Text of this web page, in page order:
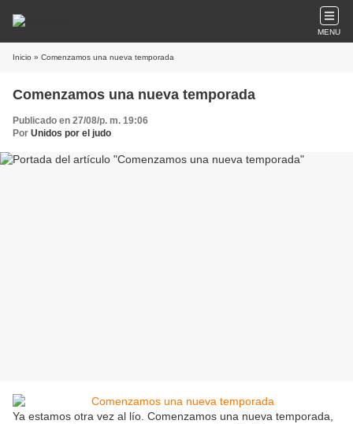
MENU
Inicio » Comenzamos una nueva temporada
Comenzamos una nueva temporada
Publicado en 27/08/p. m. 19:06
Por Unidos por el judo
Ya estamos otra vez al lío. Comenzamos una nueva temporada,